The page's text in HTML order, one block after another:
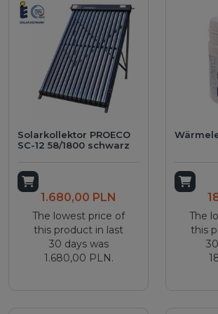
Solarkollektor PROECO
SC-12 58/1800 schwarz
Add to cart
1.680,00 PLN
The lowest price of
this product in last
30 days was
1.680,00 PLN.
Add
The
this